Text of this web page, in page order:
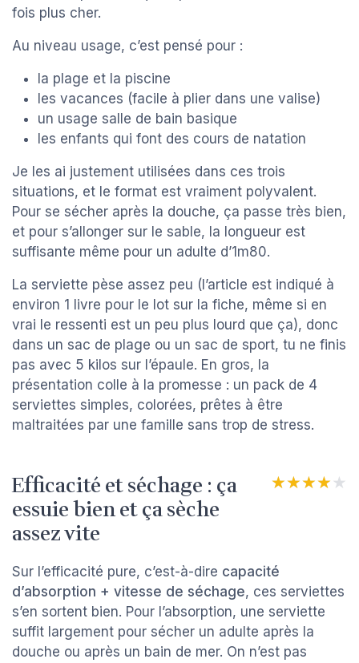
fois plus cher.
Au niveau usage, c’est pensé pour :
la plage et la piscine
les vacances (facile à plier dans une valise)
un usage salle de bain basique
les enfants qui font des cours de natation
Je les ai justement utilisées dans ces trois
situations, et le format est vraiment polyvalent.
Pour se sécher après la douche, ça passe très bien,
et pour s’allonger sur le sable, la longueur est
suffisante même pour un adulte d’1m80.
La serviette pèse assez peu (l’article est indiqué à
environ 1 livre pour le lot sur la fiche, même si en
vrai le ressenti est un peu plus lourd que ça), donc
dans un sac de plage ou un sac de sport, tu ne finis
pas avec 5 kilos sur l’épaule. En gros, la
présentation colle à la promesse : un pack de 4
serviettes simples, colorées, prêtes à être
maltraitées par une famille sans trop de stress.
Efficacité et séchage : ça
essuie bien et ça sèche
assez vite
★★★★★
★★★★★
Sur l’efficacité pure, c’est-à-dire capacité
d’absorption + vitesse de séchage, ces serviettes
s’en sortent bien. Pour l’absorption, une serviette
suffit largement pour sécher un adulte après la
douche ou après un bain de mer. On n’est pas